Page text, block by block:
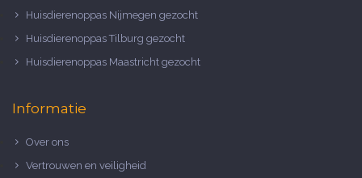
Huisdierenoppas Nijmegen gezocht
Huisdierenoppas Tilburg gezocht
Huisdierenoppas Maastricht gezocht
Informatie
Over ons
Vertrouwen en veiligheid